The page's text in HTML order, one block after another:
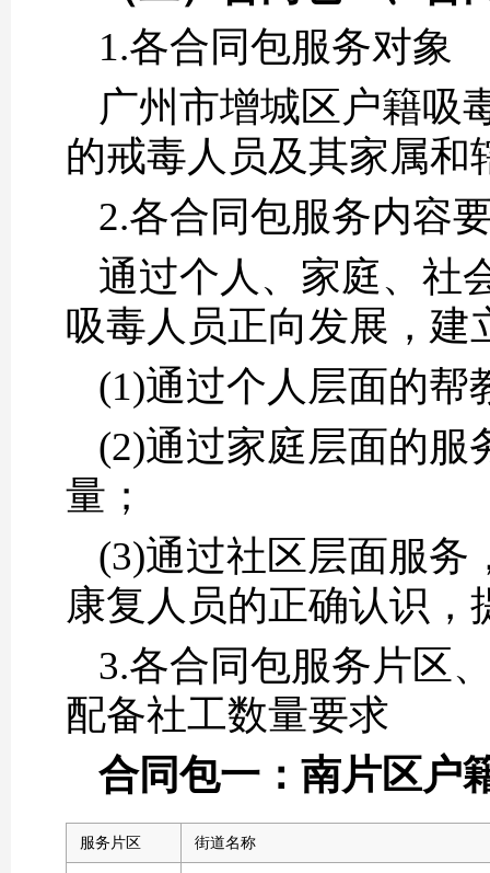
1.各合同包服务对象
广州市增城区户籍吸
的戒毒人员及其家属和
2.各合同包服务内容
通过个人、家庭、社
吸毒人员正向发展，建
(1)通过个人层面的帮
(2)通过家庭层面的服
量；
(3)通过社区层面服务
康复人员的正确认识
3.各合同包服务片区
配备社工数量要求
合同包一：南片区户
服务片区 街道名称